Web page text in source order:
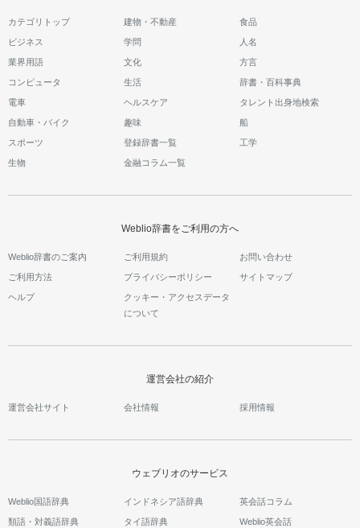
カテゴリトップ 建物・不動産 食品
ビジネス 学問 人名
業界用語 文化 方言
コンピュータ 生活 辞書・百科事典
電車 ヘルスケア タレント出身地検索
自動車・バイク 趣味 船
スポーツ 登録辞書一覧 工学
生物 金融コラム一覧
Weblio辞書をご利用の方へ
Weblio辞書のご案内 ご利用規約 お問い合わせ
ご利用方法 プライバシーポリシー サイトマップ
ヘルプ
クッキー・アクセスデータ
について
運営会社の紹介
運営会社サイト 会社情報 採用情報
ウェブリオのサービス
Weblio国語辞典
類語・対義語辞典
インドネシア語辞典
タイ語辞典
英会話コラム
Weblio英会話